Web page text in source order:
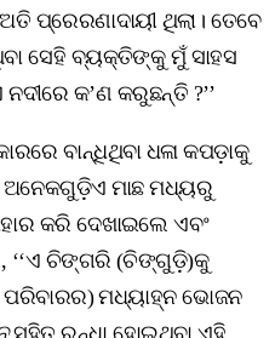
ପ୍ରେରଣାଦାୟୀ ଥିଲା। ତେବେ
ସେହି ବ୍ୟକ୍ତିଙ୍କୁ ମୁଁ ସାହସ
କ’ଣ କରୁଛନ୍ତି ?’’
ବାନ୍ଧିଥିବା ଧଳା କପଡ଼ାକୁ
ଅନେକଗୁଡ଼ିଏ ମାଛ ମଧ୍ୟରୁ
କରି ଦେଖାଇଲେ ଏବଂ
‘‘ଏ ଚିଙ୍ଗରି (ଚିଙ୍ଗୁଡ଼ି)କୁ
ମଧ୍ୟାହ୍ନ ଭୋଜନ
ସହିତ ରନ୍ଧା ହୋଇଥିବା ଏହି